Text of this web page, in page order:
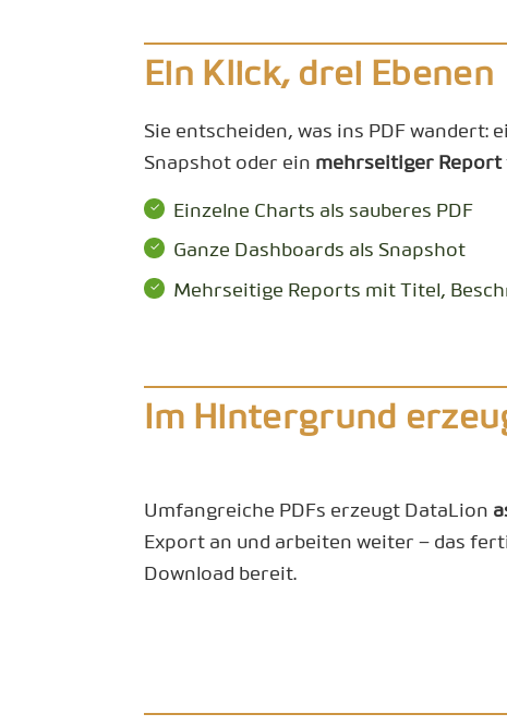
Ein Klick, drei Ebenen
Sie entscheiden, was ins PDF wandert:
Snapshot oder ein mehrseitiger Report
Einzelne Charts als sauberes PDF
Ganze Dashboards als Snapshot
Mehrseitige Reports mit Titel,
Im Hintergrund
Umfangreiche PDFs erzeugt DataLion
Export an und arbeiten weiter – das
Download bereit.